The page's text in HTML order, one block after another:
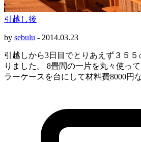
引越し後
by sebulu - 2014.03.23
引越しから3日目でとりあえず３５
りました。 8畳間の一片を丸々使っ
ラーケースを台にして材料費8000円な